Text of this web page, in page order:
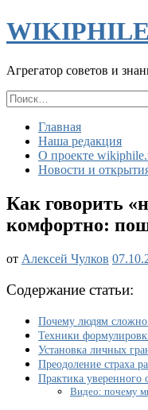
WIKIPHILE
Агрегатор советов и
Найти:
Главная
Наша редакция
О проекте
Новости и
Как говорить
комфортно:
от Алексей Чулков
Содержание статьи:
Почему людям сложно
Техники
Установка личных
Преодоление страха
Практика уверенного
Видео: почему